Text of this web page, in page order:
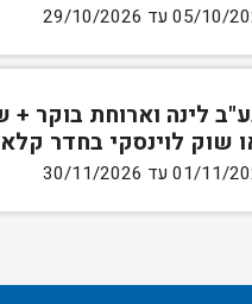
לינה וארוחת בוקר +
שוק לוינסקי בחדר